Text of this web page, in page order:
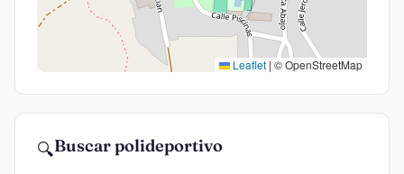
Leaflet | © OpenStreetMap
🔍Buscar polideportivo